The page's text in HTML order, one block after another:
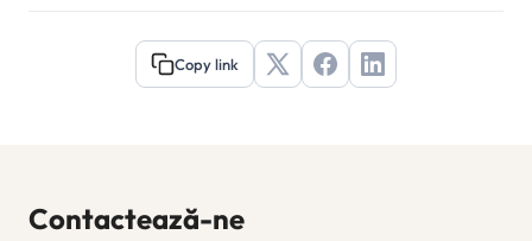
Copy link
Contactează-ne